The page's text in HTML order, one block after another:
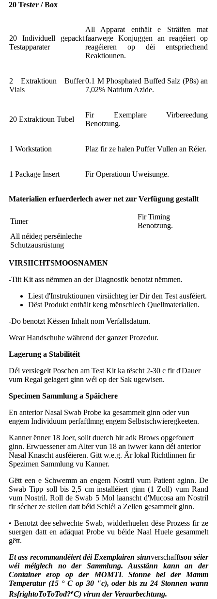
20 Tester / Box
20 Individuell gepackt
Testapparater
All Apparat enthält e Sträifen mat
faarwege Konjuggen an reagéiert op
reagéieren op déi entspriechend
Reaktiounen.
2 Extraktioun Buffer
Vials
0.1 M Phosphated Buffed Salz (P8s) an
7,02% Natrium Azide.
20 Extraktioun Tubel
Fir Exemplare Virbereedung
Benotzung.
1 Workstation Plaz fir ze halen Puffer Vullen an Réier.
1 Package Insert Fir Operatioun Uweisunge.
Materialien erfuerderlech awer net zur Verfügung gestallt
Timer
Fir Timing
Benotzung.
All néideg perséinleche
Schutzausrüstung
VIRSIICHTSMOOSNAMEN
-Tiit Kit ass nëmmen an der Diagnostik benotzt nëmmen.
Liest d'Instruktiounen virsiichteg ier Dir den Test ausféiert.
Dëst Produkt enthält keng mënschlech Quellmaterialien.
-Do benotzt Këssen Inhalt nom Verfallsdatum.
Wear Handschuhe während der ganzer Prozedur.
Lagerung a Stabilitéit
Déi versiegelt Poschen am Test Kit ka tëscht 2-30 c fir d'Dauer
vum Regal gelagert ginn wéi op der Sak ugewisen.
Specimen Sammlung a Späichere
En anterior Nasal Swab Probe ka gesammelt ginn oder vun
engem Individuum perfaftlmng engem Selbstschwieregkeeten.
Kanner ënner 18 Joer, sollt duerch hir adk Brows opgefouert
ginn. Erwuessener am Alter vun 18 an iwwer kann déi anterior
Nasal Knascht ausféieren. Gitt w.e.g. Är lokal Richtlinnen fir
Spezimen Sammlung vu Kanner.
Gëtt een e Schwemm an engem Nostril vum Patient aginn. De
Swab Tipp soll bis 2,5 cm installéiert ginn (1 Zoll) vum Rand
vum Nostril. Roll de Swab 5 Mol laanscht d'Mucosa am Nostril
fir sécher ze stellen datt béid Schléi a Zellen gesammelt ginn.
• Benotzt dee selwechte Swab, widderhuelen dëse Prozess fir ze
suergen datt en adäquat Probe vu béide Naal Huele gesammelt
gëtt.
Et ass recommandéiert déi Exemplairen sinnverschafftsou séier
wéi méiglech no der Sammlung. Ausstänn kann an der
Container erop op der MOMTL Stonne bei der Mamm
Temperatur (15 ° C op 30 "c), oder bis zu 24 Stonnen wann
RsfrightoToToTod?eC) virun der Veraarbechtung.